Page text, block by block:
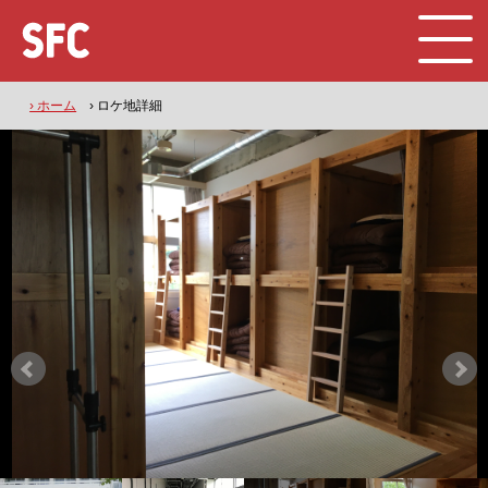
› ホーム › ロケ地詳細